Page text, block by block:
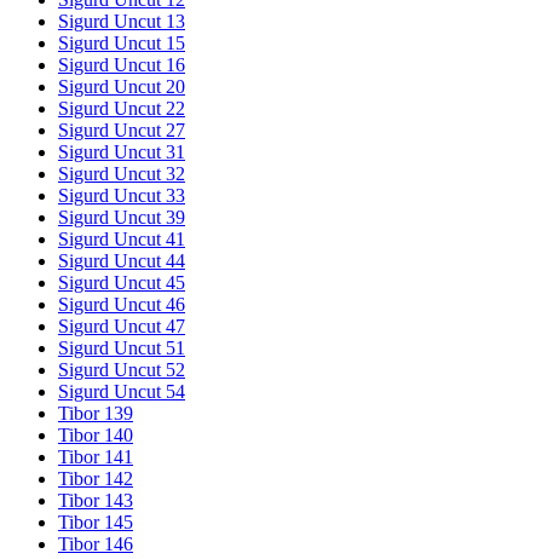
Sigurd Uncut 13
Sigurd Uncut 15
Sigurd Uncut 16
Sigurd Uncut 20
Sigurd Uncut 22
Sigurd Uncut 27
Sigurd Uncut 31
Sigurd Uncut 32
Sigurd Uncut 33
Sigurd Uncut 39
Sigurd Uncut 41
Sigurd Uncut 44
Sigurd Uncut 45
Sigurd Uncut 46
Sigurd Uncut 47
Sigurd Uncut 51
Sigurd Uncut 52
Sigurd Uncut 54
Tibor 139
Tibor 140
Tibor 141
Tibor 142
Tibor 143
Tibor 145
Tibor 146